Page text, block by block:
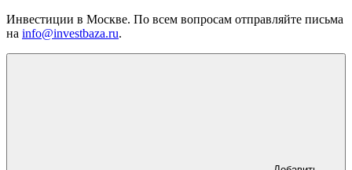
Инвестиции в Москве. По всем вопросам отправляйте письма
на info@investbaza.ru.